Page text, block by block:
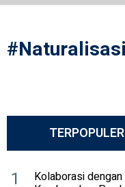
#Naturalisasi
TERPOPULER
1 Kolaborasi